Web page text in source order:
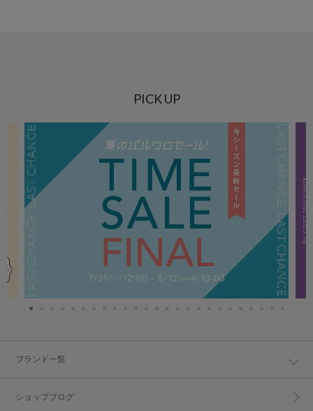
PICK UP
ブランド一覧
ショップブログ